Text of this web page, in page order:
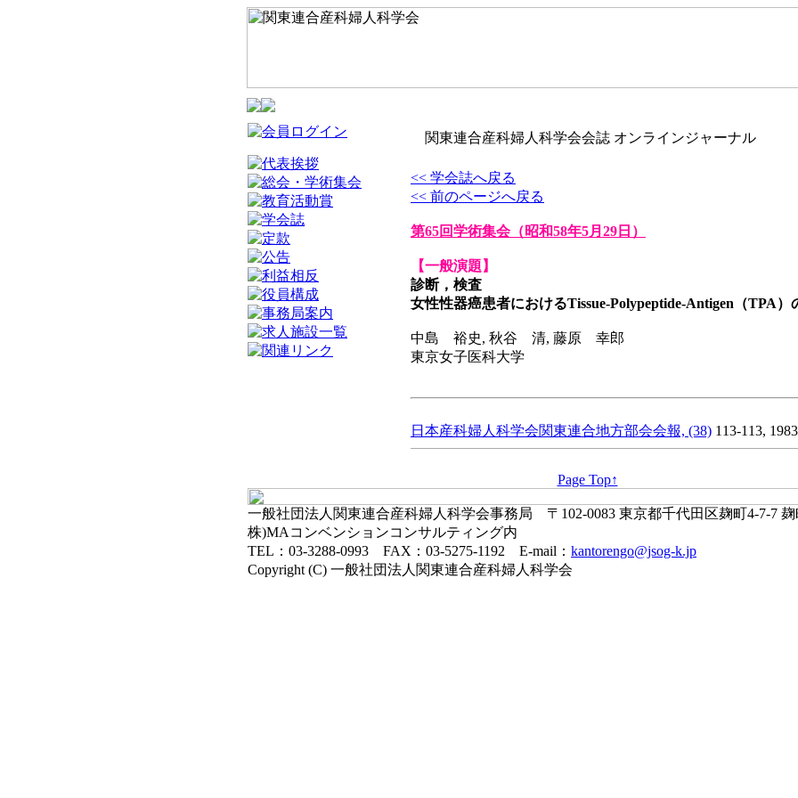
関東連合産科婦人科学会会誌 オンラインジャーナル
<< 学会誌へ戻る
<< 前のページへ戻る
第65回学術集会（昭和58年5月29日）
【一般演題】
診断，検査
女性性器癌患者におけるTissue-Polypeptide-Antigen（TPA）
中島 裕史, 秋谷 清, 藤原 幸郎
東京女子医科大学
日本産科婦人科学会関東連合地方部会会報, (38) 113-113, 1983
Page Top↑
一般社団法人関東連合産科婦人科学会事務局 〒102-0083 東京都千代田区麹町4-7-7
株)MAコンベンションコンサルティング内
TEL：03-3288-0993 FAX：03-5275-1192 E-mail： kantorengo@jsog-k.jp
Copyright (C) 一般社団法人関東連合産科婦人科学会